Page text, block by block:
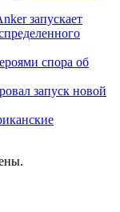
запускает
спора об
запуск новой